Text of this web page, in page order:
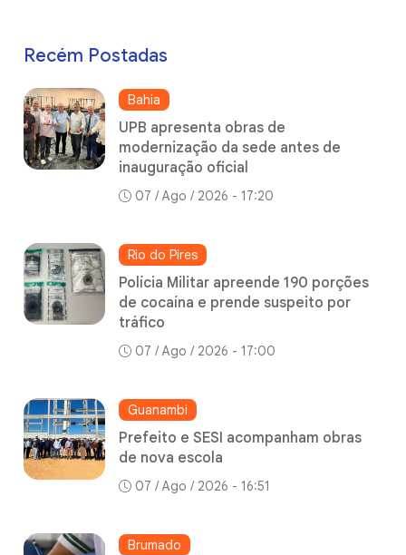
Recém Postadas
Bahia
UPB apresenta obras de
modernização da sede antes de
inauguração oficial
07 / Ago / 2026 - 17:20
Rio do Pires
Polícia Militar apreende 190 porções
de cocaína e prende suspeito por
tráfico
07 / Ago / 2026 - 17:00
Guanambi
Prefeito e SESI acompanham obras
de nova escola
07 / Ago / 2026 - 16:51
Brumado